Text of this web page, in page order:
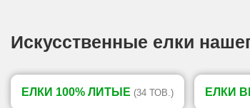
Искусственные елки
ЕЛКИ 100% ЛИТЫЕ (34 ТОВ.) ЕЛКИ